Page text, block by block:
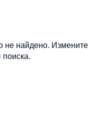
не найдено. Измените